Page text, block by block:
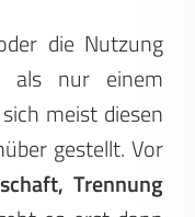
die Nutzung
als nur einem
meist diesen
gestellt. Vor
Trennung